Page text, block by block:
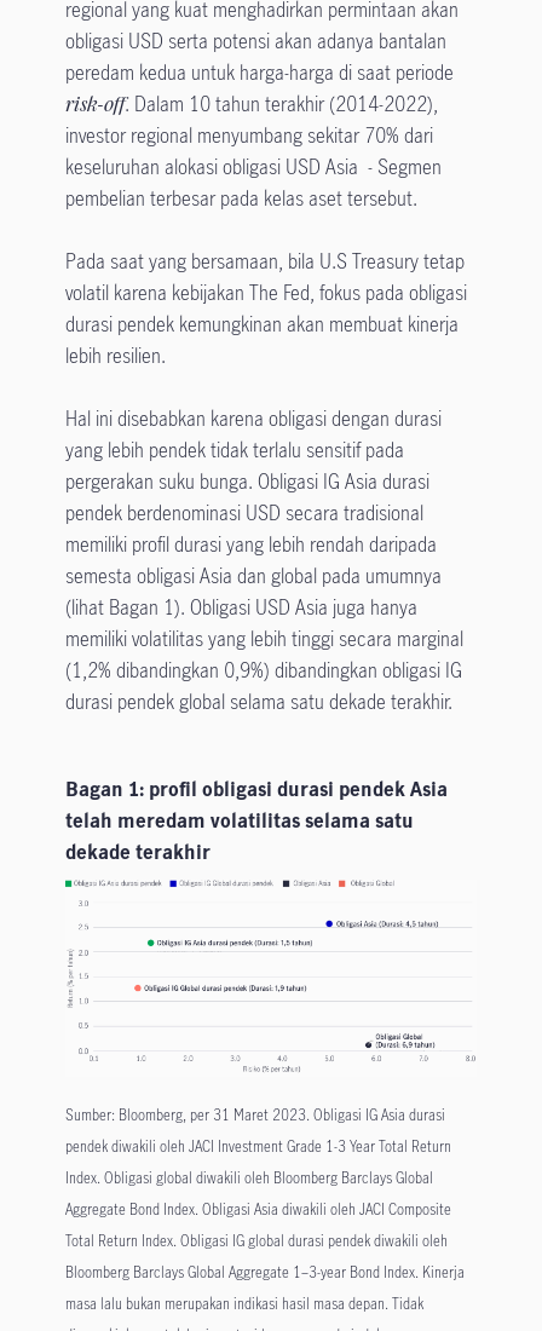
regional yang kuat menghadirkan permintaan akan
obligasi USD serta potensi akan adanya bantalan
peredam kedua untuk harga-harga di saat periode
risk-off. Dalam 10 tahun terakhir (2014-2022),
investor regional menyumbang sekitar 70% dari
keseluruhan alokasi obligasi USD Asia - Segmen
pembelian terbesar pada kelas aset tersebut.
Pada saat yang bersamaan, bila U.S Treasury tetap
volatil karena kebijakan The Fed, fokus pada obligasi
durasi pendek kemungkinan akan membuat kinerja
lebih resilien.
Hal ini disebabkan karena obligasi dengan durasi
yang lebih pendek tidak terlalu sensitif pada
pergerakan suku bunga. Obligasi IG Asia durasi
pendek berdenominasi USD secara tradisional
memiliki profil durasi yang lebih rendah daripada
semesta obligasi Asia dan global pada umumnya
(lihat Bagan 1). Obligasi USD Asia juga hanya
memiliki volatilitas yang lebih tinggi secara marginal
(1,2% dibandingkan 0,9%) dibandingkan obligasi IG
durasi pendek global selama satu dekade terakhir.
Bagan 1: profil obligasi durasi pendek Asia
telah meredam volatilitas selama satu
dekade terakhir
Sumber: Bloomberg, per 31 Maret 2023. Obligasi IG Asia durasi
pendek diwakili oleh JACI Investment Grade 1-3 Year Total Return
Index. Obligasi global diwakili oleh Bloomberg Barclays Global
Aggregate Bond Index. Obligasi Asia diwakili oleh JACI Composite
Total Return Index. Obligasi IG global durasi pendek diwakili oleh
Bloomberg Barclays Global Aggregate 1–3-year Bond Index. Kinerja
masa lalu bukan merupakan indikasi hasil masa depan. Tidak